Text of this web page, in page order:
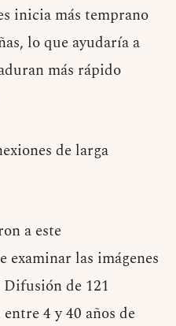
inicia más temprano
lo que ayudaría a
más rápido
de larga
a este
las imágenes
de 121
4 y 40 años de